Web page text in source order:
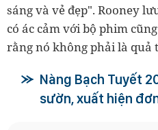
sáng và vẻ đẹp". Rooney
có ác cảm với bộ phim
rằng nó không phải là quả
Nàng Bạch Tuyết
sườn, xuất hiện